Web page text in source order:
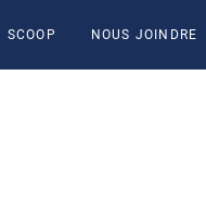
SCOOP NOUS JOINDRE